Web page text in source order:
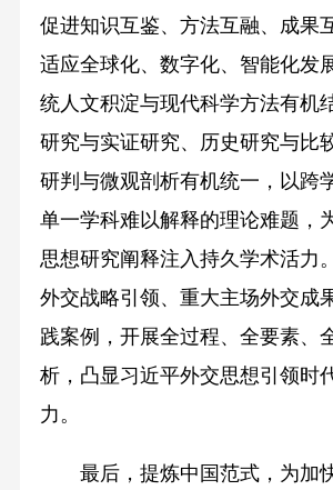
促进知识互鉴、方法互融、成果
适应全球化、数字化、智能化发
统人文积淀与现代科学方法有机
研究与实证研究、历史研究与比
研判与微观剖析有机统一，以跨
单一学科难以解释的理论难题，
思想研究阐释注入持久学术活力
外交战略引领、重大主场外交成
践案例，开展全过程、全要素、
析，凸显习近平外交思想引领时
力。
最后，提炼中国范式，为加